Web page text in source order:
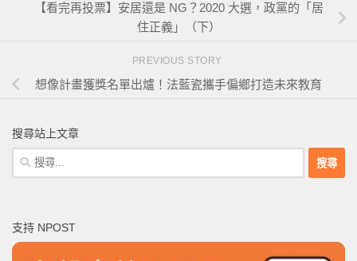
【看完再投票】安居還是 NG？2020 大選，政黨的「居
住正義」（下）
PREVIOUS STORY
想像計畫獲獎名單出爐！法藍瓷攜手偏鄉打造未來教育
搜尋站上文章
搜
尋
字:
支持 NPOST